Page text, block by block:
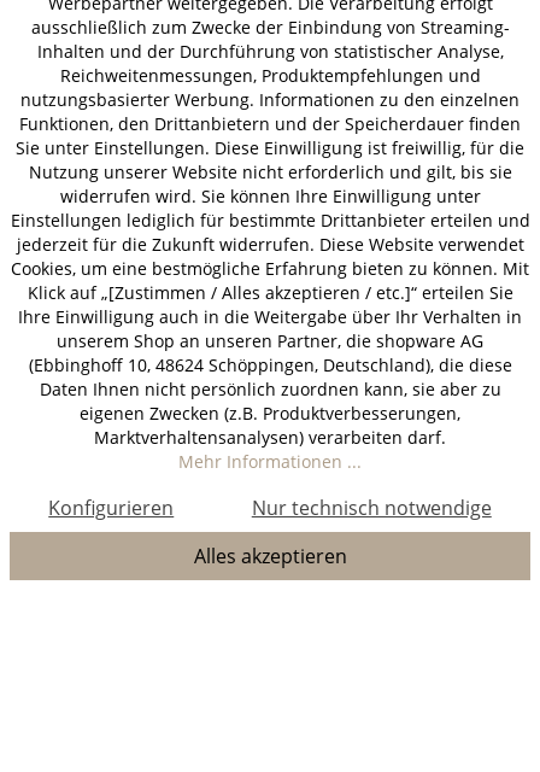
© 2026 HOLZ-LEUTE
* Alle Preise inkl. gesetzl. Mehrwertsteuer zzgl.Versandkosten.
ausschließlich zum Zwecke der Einbindung von Streaming-
Inhalten und der Durchführung von statistischer Analyse,
Reichweitenmessungen, Produktempfehlungen und
nutzungsbasierter Werbung. Informationen zu den einzelnen
Funktionen, den Drittanbietern und der Speicherdauer finden
Sie unter Einstellungen. Diese Einwilligung ist freiwillig, für die
Nutzung unserer Website nicht erforderlich und gilt, bis sie
widerrufen wird. Sie können Ihre Einwilligung unter
Einstellungen lediglich für bestimmte Drittanbieter erteilen und
jederzeit für die Zukunft widerrufen. Diese Website verwendet
Cookies, um eine bestmögliche Erfahrung bieten zu können. Mit
Klick auf „[Zustimmen / Alles akzeptieren / etc.]“ erteilen Sie
Ihre Einwilligung auch in die Weitergabe über Ihr Verhalten in
unserem Shop an unseren Partner, die shopware AG
(Ebbinghoff 10, 48624 Schöppingen, Deutschland), die diese
Daten Ihnen nicht persönlich zuordnen kann, sie aber zu
eigenen Zwecken (z.B. Produktverbesserungen,
Marktverhaltensanalysen) verarbeiten darf.
Mehr Informationen ...
Nur technisch notwendige
Konfigurieren
Alles akzeptieren